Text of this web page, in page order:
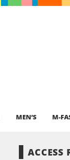
MEN’S M-
ACCESS